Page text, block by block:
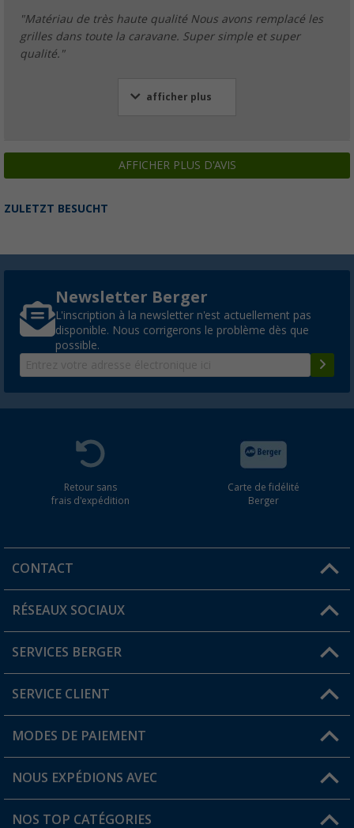
"Matériau de très haute qualité Nous avons remplacé les
grilles dans toute la caravane. Super simple et super
qualité."
afficher plus
AFFICHER PLUS D'AVIS
ZULETZT BESUCHT
Newsletter Berger
L'inscription à la newsletter n'est actuellement pas
disponible. Nous corrigerons le problème dès que
possible.
Retour sans
frais d'expédition
Carte de fidélité
Berger
CONTACT
Une question ?
Trouver une magasin
RÉSEAUX SOCIAUX
SERVICES BERGER
Devenir revendeur
Mon compte
Carte de fidélité Berger
SERVICE CLIENT
FAQ et contact
Informations sur l'expédition
MODES DE PAIEMENT
NOUS EXPÉDIONS AVEC
NOS TOP CATÉGORIES